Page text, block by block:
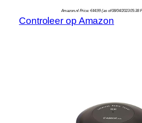
Amazon.nl Price: €44.99(as of 08/04/2023 05:38
Controleer op Amazon